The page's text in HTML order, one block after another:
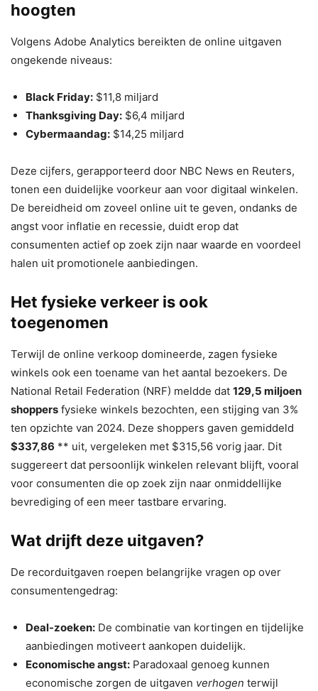
hoogten
Volgens Adobe Analytics bereikten de online uitgaven
ongekende niveaus:
Black Friday: $11,8 miljard
Thanksgiving Day: $6,4 miljard
Cybermaandag: $14,25 miljard
Deze cijfers, gerapporteerd door NBC News en Reuters,
tonen een duidelijke voorkeur aan voor digitaal winkelen.
De bereidheid om zoveel online uit te geven, ondanks de
angst voor inflatie en recessie, duidt erop dat
consumenten actief op zoek zijn naar waarde en voordeel
halen uit promotionele aanbiedingen.
Het fysieke verkeer is ook
toegenomen
Terwijl de online verkoop domineerde, zagen fysieke
winkels ook een toename van het aantal bezoekers. De
National Retail Federation (NRF) meldde dat 129,5 miljoen
shoppers fysieke winkels bezochten, een stijging van 3%
ten opzichte van 2024. Deze shoppers gaven gemiddeld
$337,86 ** uit, vergeleken met $315,56 vorig jaar. Dit
suggereert dat persoonlijk winkelen relevant blijft, vooral
voor consumenten die op zoek zijn naar onmiddellijke
bevrediging of een meer tastbare ervaring.
Wat drijft deze uitgaven?
De recorduitgaven roepen belangrijke vragen op over
consumentengedrag:
Deal-zoeken: De combinatie van kortingen en tijdelijke
aanbiedingen motiveert aankopen duidelijk.
Economische angst: Paradoxaal genoeg kunnen
economische zorgen de uitgaven verhogen terwijl